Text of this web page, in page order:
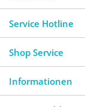
Service Hotline
Shop Service
Informationen